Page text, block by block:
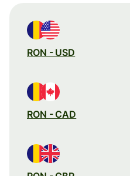
RON - USD
RON - CAD